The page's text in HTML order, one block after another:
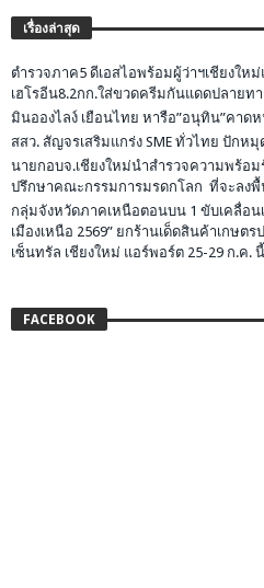
เรื่องล่าสุด
ตำรวจภาค5 ดีเอสไอพร้อมผู้ว่าฯเชียงให
เฮโรอีน8.2กก.ใส่ขวดครีมกันแดดปลายทา
มินอองไลง์ เยือนไทย หารือ”อนุทิน”คา
สสว. สัญจรเสริมแกร่ง SME ทั่วไทย ปักห
นายกอบจ.เชียงใหม่นำสำรวจความพร้อ
ปรึกษาคณะกรรมการมรดกโลก ที่จะลงพื้
กลุ่มจังหวัดภาคเหนือตอนบน 1 ขับเคลื่อน
เมืองเหนือ 2569” ยกร้านเด็ดสินค้าเกษต
เซ็นทรัล เชียงใหม่ แอร์พอร์ต 25-29 ก.ค.
FACEBOOK